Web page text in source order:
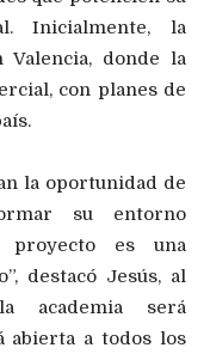
Inicialmente, la
Valencia, donde la
con planes de
la oportunidad de
su entorno
proyecto es una
destacó Jesús, al
academia será
abierta a todos los